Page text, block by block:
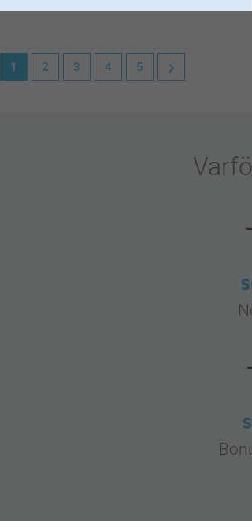
om våra glasunderlägg och service, det
1 2 3 4 5